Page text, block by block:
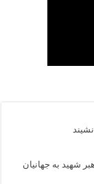
شهید به جهانیان